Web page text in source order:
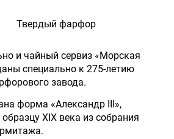
Твердый фарфор
и чайный сервиз «Морская
специально к 275-летию
завода.
форма «Александр III»,
XIX века из собрания